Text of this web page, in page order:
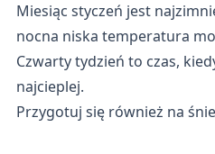
Miesiąc styczeń jest
nocna niska temperatura
Czwarty tydzień to czas,
najcieplej.
Przygotuj się również na